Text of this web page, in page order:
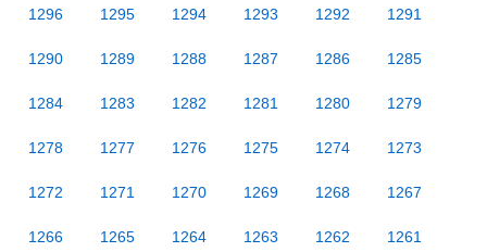
1296 1295 1294 1293 1292 1291
1290 1289 1288 1287 1286 1285
1284 1283 1282 1281 1280 1279
1278 1277 1276 1275 1274 1273
1272 1271 1270 1269 1268 1267
1266 1265 1264 1263 1262 1261